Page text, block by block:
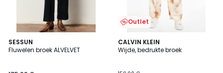
SESSUN
Fluwelen broek ALVELVET
Outlet
CALVIN KLEIN
Wijde, bedrukte broek